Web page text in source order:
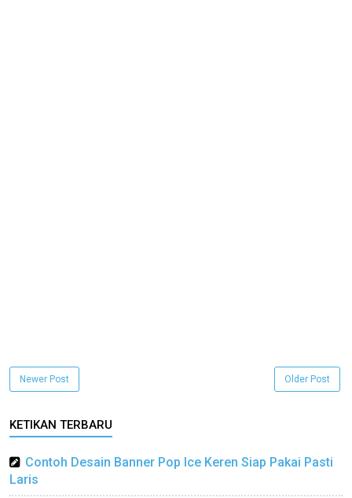
Newer Post Older Post
KETIKAN TERBARU
Contoh Desain Banner Pop Ice Keren Siap Pakai Pasti
Laris